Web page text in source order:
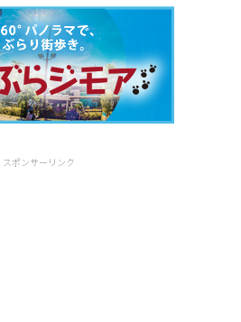
スポンサーリンク